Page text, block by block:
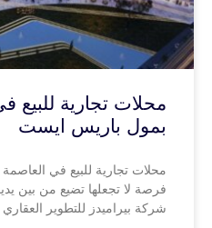
محلات تجارية للبيع
بمول باريس ايست
محلات تجارية للبيع في
فرصة لا تجعلها تضيع من بين
شركة بيراميدز للتطوير العقاري